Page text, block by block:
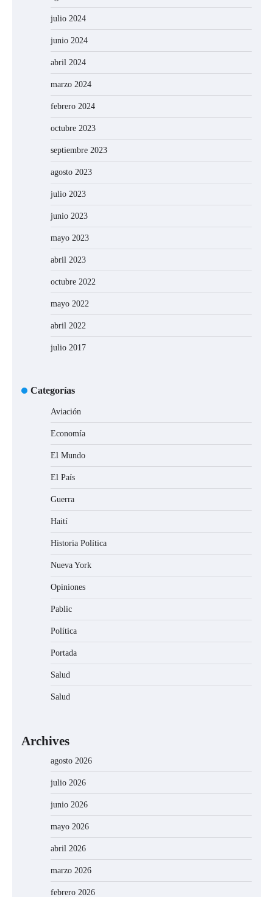
julio 2024
junio 2024
abril 2024
marzo 2024
febrero 2024
octubre 2023
septiembre 2023
agosto 2023
julio 2023
junio 2023
mayo 2023
abril 2023
octubre 2022
mayo 2022
abril 2022
julio 2017
Categorías
Aviación
Economía
El Mundo
El País
Guerra
Haití
Historia Política
Nueva York
Opiniones
Pablic
Política
Portada
Salud
Salud
Archives
agosto 2026
julio 2026
junio 2026
mayo 2026
abril 2026
marzo 2026
febrero 2026